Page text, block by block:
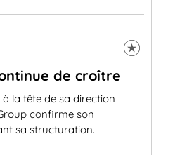
de croître
la tête de sa direction
confirme son
sa structuration.